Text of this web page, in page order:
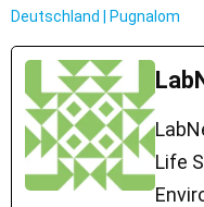
Deutschland | Pugnalom
Life